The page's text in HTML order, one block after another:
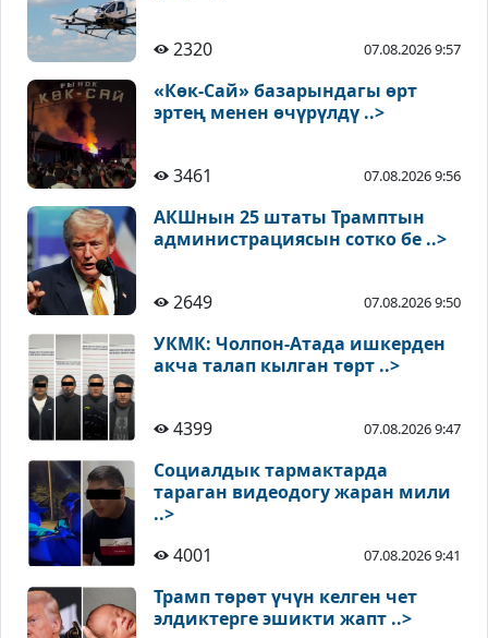
2320 07.08.2026 9:57
«Көк-Сай» базарындагы өрт
эртең менен өчүрүлдү ..>
3461 07.08.2026 9:56
АКШнын 25 штаты Трамптын
администрациясын сотко бе ..>
2649 07.08.2026 9:50
УКМК: Чолпон-Атада ишкерден
акча талап кылган төрт ..>
4399 07.08.2026 9:47
Социалдык тармактарда
тараган видеодогу жаран мили
..>
4001
07.08.2026 9:41
Трамп төрөт үчүн келген чет
элдиктерге эшикти жапт ..>